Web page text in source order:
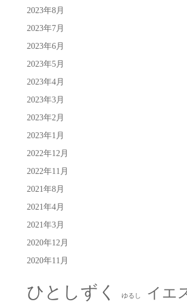
2023年8月
2023年7月
2023年6月
2023年5月
2023年4月
2023年3月
2023年2月
2023年1月
2022年12月
2022年11月
2021年8月
2021年4月
2021年3月
2020年12月
2020年11月
ひとしずく ゆるし イエ